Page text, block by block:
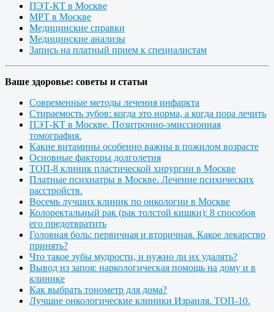
ПЭТ-КТ в Москве
МРТ в Москве
Медицинские справки
Медицинские анализы
Запись на платный прием к специалистам
Ваше здоровье: советы и статьи
Современные методы лечения инфаркта
Стираемость зубов: когда это норма, а когда пора лечить
ПЭТ-КТ в Москве. Позитронно-эмиссионная
томография.
Какие витамины особенно важны в пожилом возрасте
Основные факторы долголетия
ТОП-8 клиник пластической хирургии в Москве
Платные психиатры в Москве. Лечение психических
расстройств.
Восемь лучших клиник по онкологии в Москве
Колоректальный рак (рак толстой кишки): 8 способов
его предотвратить
Головная боль: первичная и вторичная. Какое лекарство
принять?
Что такое зубы мудрости, и нужно ли их удалять?
Вывод из запоя: наркологическая помощь на дому и в
клинике
Как выбрать тонометр для дома?
Лучшие онкологические клиники Израиля. ТОП-10.